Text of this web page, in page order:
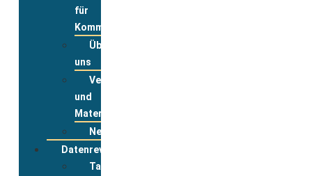
für
Kommunen
Über
uns
Veranstaltungsanmeldung
und
Materialbestellung
Newsletter
Datenreview
Tabelle